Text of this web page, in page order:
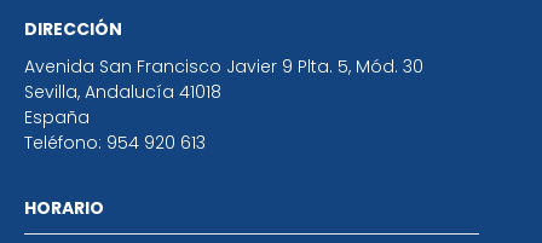
DIRECCIÓN
Avenida San Francisco Javier 9 Plta. 5, Mód. 30
Sevilla, Andalucía 41018
España
Teléfono: 954 920 613
HORARIO